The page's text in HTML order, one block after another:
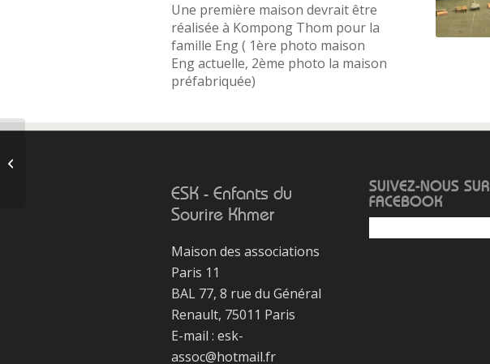
Une première maison devrait être
réalisée à Kompong Thom pour la
famille Eng ( 1ère photo maison
Eng actuelle, 2ème photo la maison
préfabriquée)
ESK - Enfants du
Sourire Khmer
Maison des associations
Paris 11
BAL 77, 8 rue du Général
Renault, 75011 Paris
E-mail : esk-
assoc@hotmail.fr
SUIVEZ-NOUS SUR
FACEBOOK